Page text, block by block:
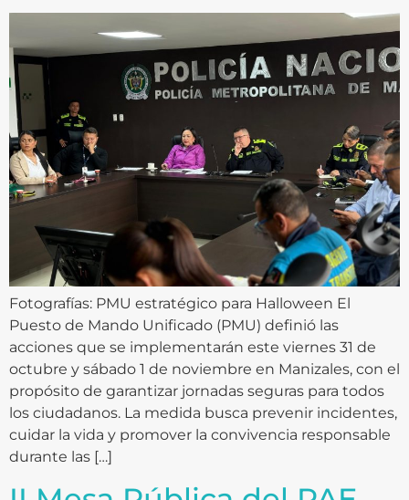
Fotografías: PMU estratégico para Halloween El
Puesto de Mando Unificado (PMU) definió las
acciones que se implementarán este viernes 31 de
octubre y sábado 1 de noviembre en Manizales, con el
propósito de garantizar jornadas seguras para todos
los ciudadanos. La medida busca prevenir incidentes,
cuidar la vida y promover la convivencia responsable
durante las […]